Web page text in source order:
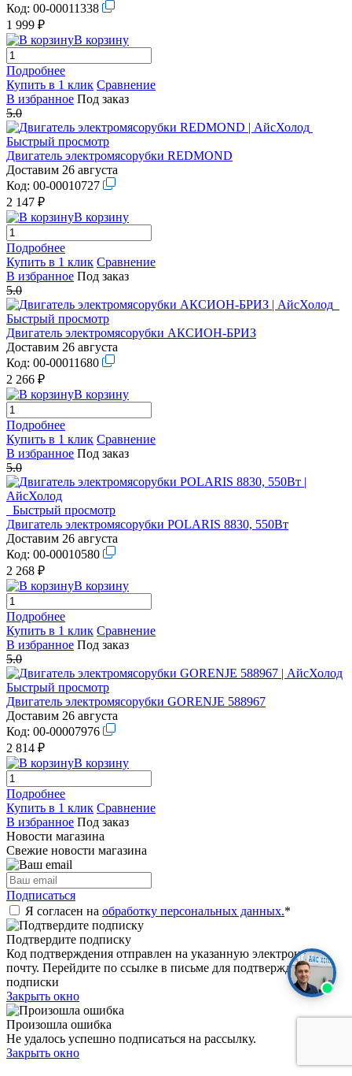
Код: 00-00011338
1 999 ₽
В корзину
Подробнее
Купить в 1 клик Сравнение
В избранное Под заказ
5.0
Быстрый просмотр
Двигатель электромясорубки REDMOND
Доставим 26 августа
Код: 00-00010727
2 147 ₽
В корзину
Подробнее
Купить в 1 клик Сравнение
В избранное Под заказ
5.0
Быстрый просмотр
Двигатель электромясорубки АКСИОН-БРИЗ
Доставим 26 августа
Код: 00-00011680
2 266 ₽
В корзину
Подробнее
Купить в 1 клик Сравнение
В избранное Под заказ
5.0
Быстрый просмотр
Двигатель электромясорубки POLARIS 8830, 550Вт
Доставим 26 августа
Код: 00-00010580
2 268 ₽
В корзину
Подробнее
Купить в 1 клик Сравнение
В избранное Под заказ
5.0
Быстрый просмотр
Двигатель электромясорубки GORENJE 588967
Доставим 26 августа
Код: 00-00007976
2 814 ₽
В корзину
Подробнее
Купить в 1 клик Сравнение
В избранное Под заказ
Новости магазина
Свежие новости магазина
Подписаться
Я согласен на обработку персональных данных.*
Подтвердите подписку
Код подтверждения отправлен на указанную электронную
почту. Перейдите по ссылке в письме для подтверждения
подписки
Закрыть окно
Произошла ошибка
Не удалось успешно подписаться на рассылку.
Закрыть окно